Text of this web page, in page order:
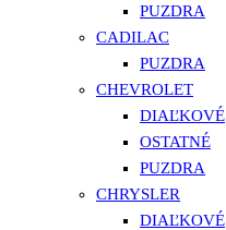
PUZDRA
CADILAC
PUZDRA
CHEVROLET
DIAĽKOVÉ
OSTATNÉ
PUZDRA
CHRYSLER
DIAĽKOVÉ